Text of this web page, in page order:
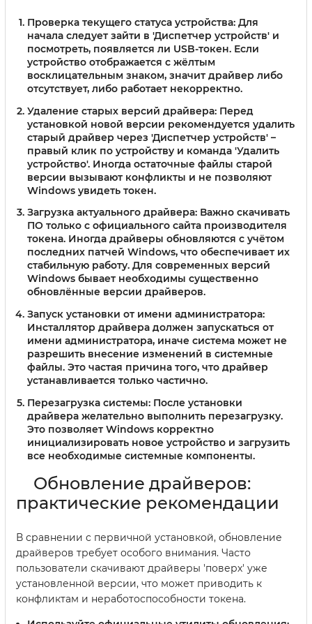
Проверка текущего статуса устройства: Для
начала следует зайти в 'Диспетчер устройств' и
посмотреть, появляется ли USB-токен. Если
устройство отображается с жёлтым
восклицательным знаком, значит драйвер либо
отсутствует, либо работает некорректно.
Удаление старых версий драйвера: Перед
установкой новой версии рекомендуется удалить
старый драйвер через 'Диспетчер устройств' –
правый клик по устройству и команда 'Удалить
устройство'. Иногда остаточные файлы старой
версии вызывают конфликты и не позволяют
Windows увидеть токен.
Загрузка актуального драйвера: Важно скачивать
ПО только с официального сайта производителя
токена. Иногда драйверы обновляются с учётом
последних патчей Windows, что обеспечивает их
стабильную работу. Для современных версий
Windows бывает необходимы существенно
обновлённые версии драйверов.
Запуск установки от имени администратора:
Инсталлятор драйвера должен запускаться от
имени администратора, иначе система может не
разрешить внесение изменений в системные
файлы. Это частая причина того, что драйвер
устанавливается только частично.
Перезагрузка системы: После установки
драйвера желательно выполнить перезагрузку.
Это позволяет Windows корректно
инициализировать новое устройство и загрузить
все необходимые системные компоненты.
Обновление драйверов:
практические рекомендации
В сравнении с первичной установкой, обновление
драйверов требует особого внимания. Часто
пользователи скачивают драйверы 'поверх' уже
установленной версии, что может приводить к
конфликтам и неработоспособности токена.